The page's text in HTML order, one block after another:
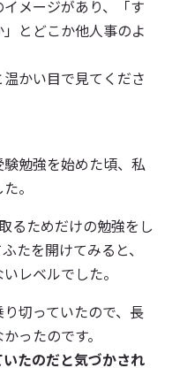
メージがあり、「す
とどこか他人事のよ
かい目で見てくださ
勉強を始めた頃、私
。
るためだけの勉強をし
たを開けてみると、
レベルでした。
切っていたので、長
ったのです。
たのだと気づかされ